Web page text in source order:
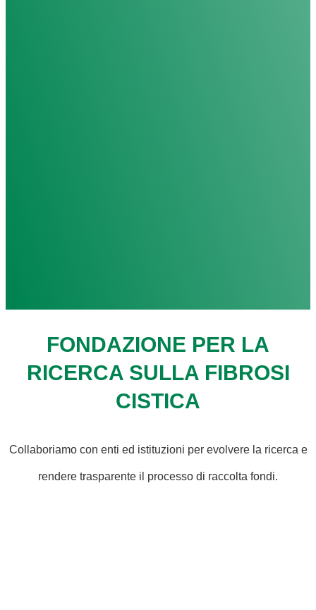
FONDAZIONE PER LA
RICERCA SULLA FIBROSI
CISTICA
Collaboriamo con enti ed istituzioni per evolvere la ricerca e
rendere trasparente il processo di raccolta fondi.